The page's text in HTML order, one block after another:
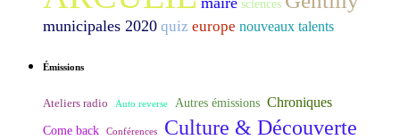
sciences
municipales 2020 quiz europe nouveaux talents
Émissions
Ateliers radio Auto reverse Autres émissions Chroniques
Come back Conférences Culture & Découverte